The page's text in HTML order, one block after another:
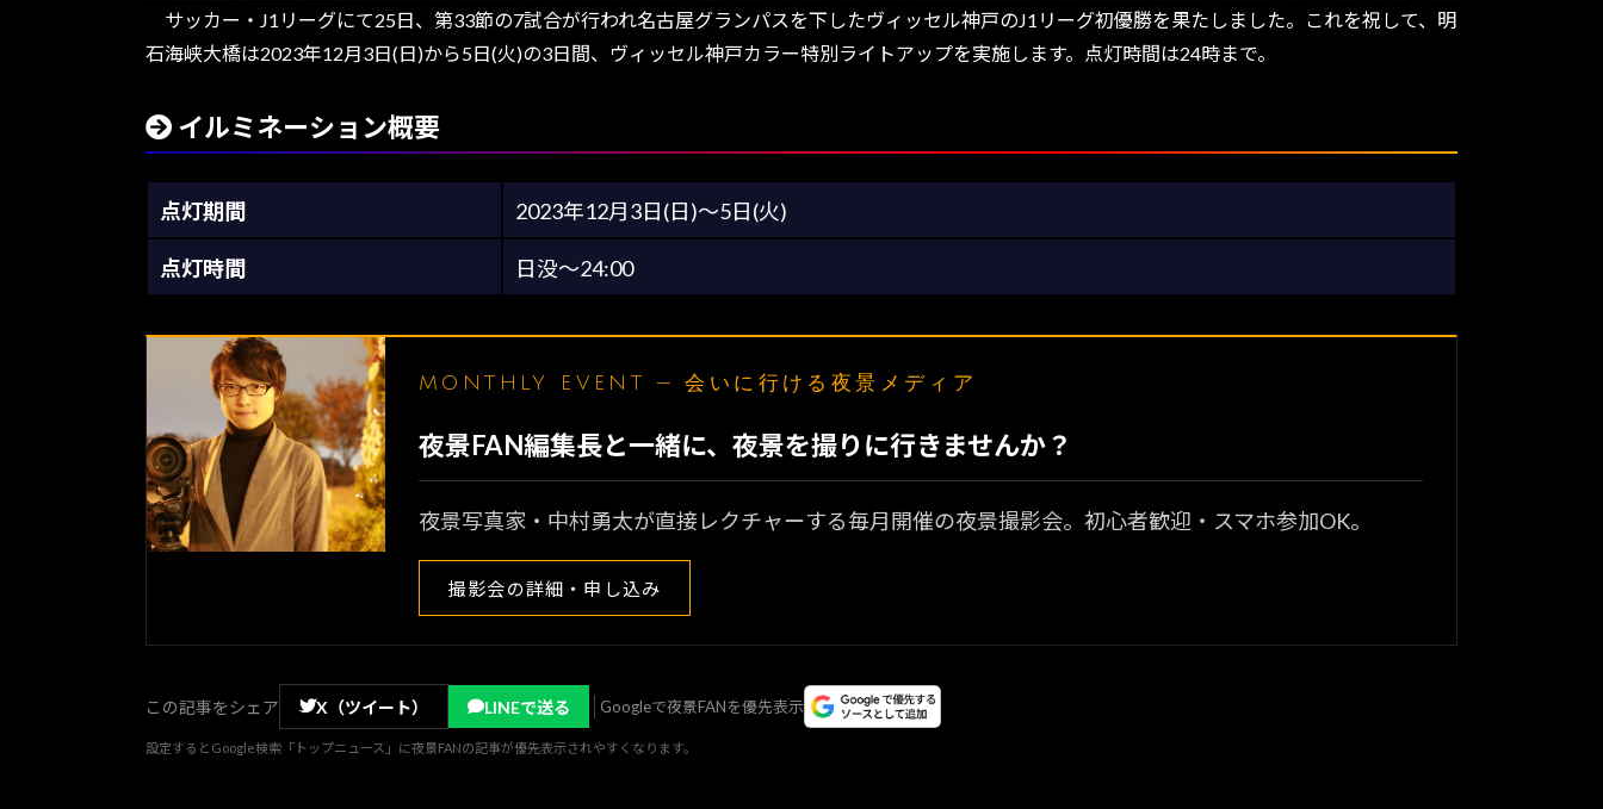
サッカー・J1リーグにて25日、第33節の7試合が行われ名古屋グランパスを下したヴィッセル神戸のJ1リーグ初優勝を果たしました。これを祝して、明
石海峡大橋は2023年12月3日(日)から5日(火)の3日間、ヴィッセル神戸カラー特別ライトアップを実施します。点灯時間は24時まで。
イルミネーション概要
点灯期間 2023年12月3日(日)～5日(火)
点灯時間 日没～24:00
MONTHLY EVENT — 会いに行ける夜景メディア
夜景FAN編集長と一緒に、夜景を撮りに行きませんか？
夜景写真家・中村勇太が直接レクチャーする毎月開催の夜景撮影会。初心者歓迎・スマホ参加OK。
撮影会の詳細・申し込み
この記事をシェア X（ツイート） LINEで送る Googleで夜景FANを優先表示
設定するとGoogle検索「トップニュース」に夜景FANの記事が優先表示されやすくなります。